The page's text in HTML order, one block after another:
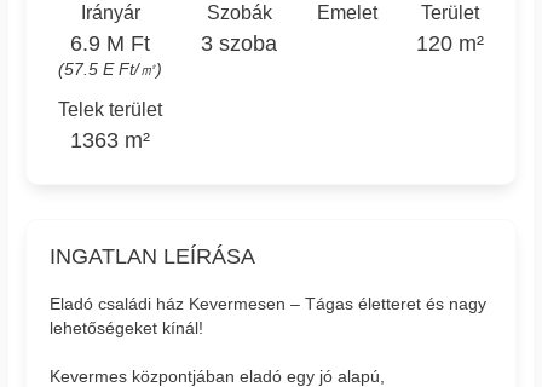
Irányár
6.9 M Ft
(57.5 E Ft/㎡)
Szobák
3 szoba
Emelet Terület
120 m²
Telek terület
1363 m²
INGATLAN LEÍRÁSA
Eladó családi ház Kevermesen – Tágas életteret és nagy
lehetőségeket kínál!
Kevermes központjában eladó egy jó alapú,